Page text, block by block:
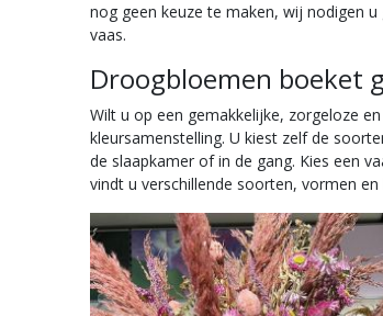
nog geen keuze te maken, wij nodigen
vaas.
Droogbloemen boeket
Wilt u op een gemakkelijke, zorgeloze
kleursamenstelling. U kiest zelf de
de slaapkamer of in de gang. Kies een
vindt u verschillende soorten, vormen